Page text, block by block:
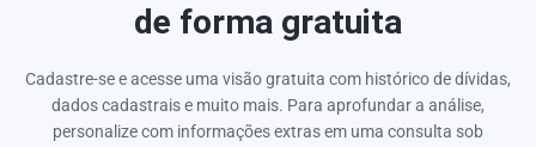
de forma gratuita
Cadastre-se e acesse uma visão gratuita com histórico de dívidas,
dados cadastrais e muito mais. Para aprofundar a análise,
personalize com informações extras em uma consulta sob